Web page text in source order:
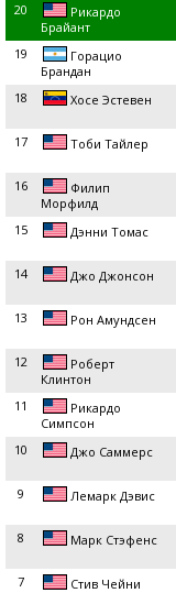
20
Рикардо
Брайант
19
Горацио
Брандан
18 Хосе Эстевен
17 Тоби Тайлер
16
Филип
Морфилд
15 Дэнни Томас
14 Джо Джонсон
13 Рон Амундсен
12
Роберт
Клинтон
11
Рикардо
Симпсон
10 Джо Саммерс
9 Лемарк Дэвис
8 Марк Стэфенс
7 Стив Чейни